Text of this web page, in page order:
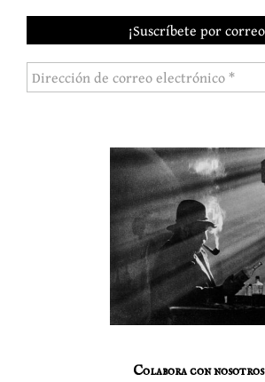
Colabora con nosotros